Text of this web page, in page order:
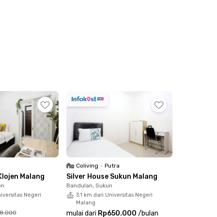
Malang
Negeri
Coliving • Putra
Silver House Sukun Malang
Bandulan, Sukun
3.1 km dari Universitas Negeri
Malang
mulai dari Rp650.000 /bulan